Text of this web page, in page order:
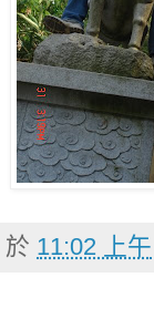
於 11:02 上午